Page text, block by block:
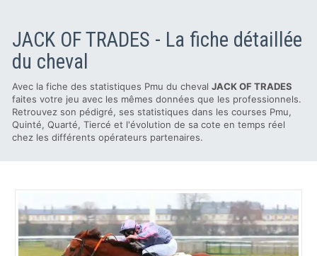
JACK OF TRADES - La fiche détaillée
du cheval
Avec la fiche des statistiques Pmu du cheval JACK OF TRADES
faites votre jeu avec les mêmes données que les professionnels.
Retrouvez son pédigré, ses statistiques dans les courses Pmu,
Quinté, Quarté, Tiercé et l'évolution de sa cote en temps réel
chez les différents opérateurs partenaires.